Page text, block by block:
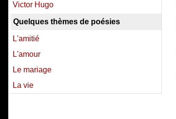
Victor Hugo
Quelques thèmes de poésies
L'amitié
L'amour
Le mariage
La vie